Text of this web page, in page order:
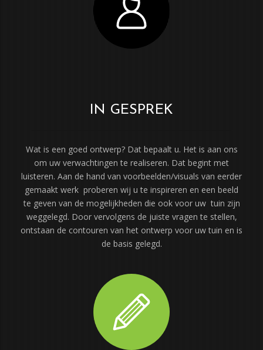
IN GESPREK
Wat is een goed ontwerp? Dat bepaalt u. Het is aan ons
om uw verwachtingen te realiseren. Dat begint met
luisteren. Aan de hand van voorbeelden/visuals van eerder
gemaakt werk proberen wij u te inspireren en een beeld
te geven van de mogelijkheden die ook voor uw tuin zijn
weggelegd. Door vervolgens de juiste vragen te stellen,
ontstaan de contouren van het ontwerp voor uw tuin en is
de basis gelegd.